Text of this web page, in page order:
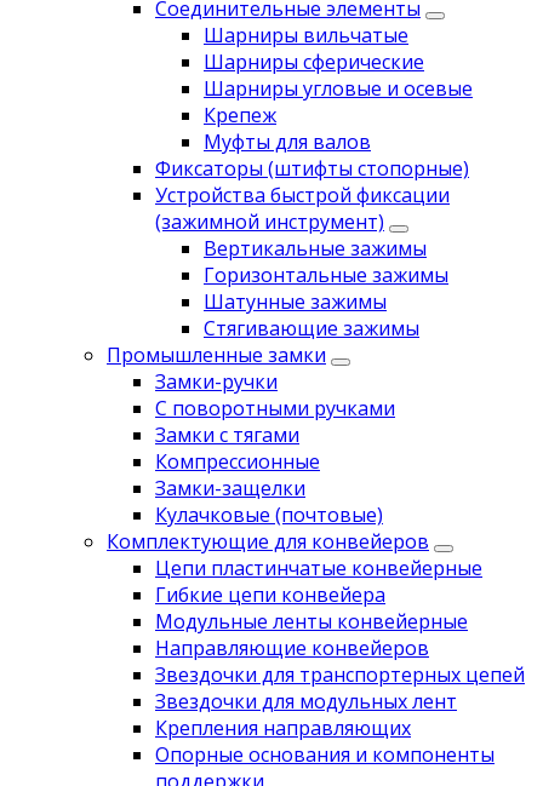
Соединительные элементы
Шарниры вильчатые
Шарниры сферические
Шарниры угловые и осевые
Крепеж
Муфты для валов
Фиксаторы (штифты стопорные)
Устройства быстрой фиксации
(зажимной инструмент)
Вертикальные зажимы
Горизонтальные зажимы
Шатунные зажимы
Стягивающие зажимы
Промышленные замки
Замки-ручки
С поворотными ручками
Замки с тягами
Компрессионные
Замки-защелки
Кулачковые (почтовые)
Комплектующие для конвейеров
Цепи пластинчатые конвейерные
Гибкие цепи конвейера
Модульные ленты конвейерные
Направляющие конвейеров
Звездочки для транспортерных цепей
Звездочки для модульных лент
Крепления направляющих
Опорные основания и компоненты